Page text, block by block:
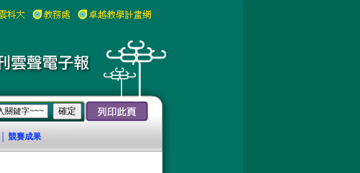
競賽成果